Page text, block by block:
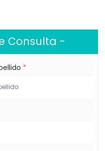
Consulta -
*